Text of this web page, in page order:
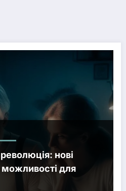
нові
можливості для